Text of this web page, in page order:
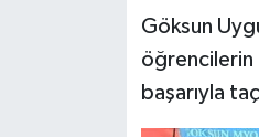
Göksun
öğrencilerin
başarıyla